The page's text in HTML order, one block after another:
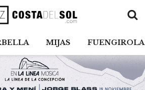
MIJAS FUENGIROLA